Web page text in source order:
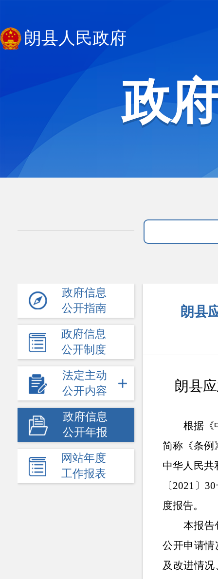
朗县人民政府
政
政府信息
公开指南
政府信息
公开制度
法定主动
公开内容
政府信息
公开年报
网站年度
工作报表
朗县
朗县
根据《
简称《条例
中华人民共
〔2021〕
度报告。
本报告
公开申请
及改进情